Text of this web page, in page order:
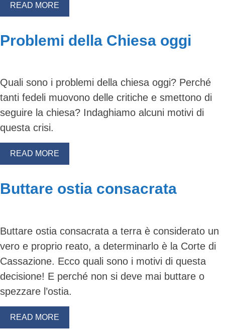
READ MORE
Problemi della Chiesa oggi
Quali sono i problemi della chiesa oggi? Perché
tanti fedeli muovono delle critiche e smettono di
seguire la chiesa? Indaghiamo alcuni motivi di
questa crisi.
READ MORE
Buttare ostia consacrata
Buttare ostia consacrata a terra è considerato un
vero e proprio reato, a determinarlo è la Corte di
Cassazione. Ecco quali sono i motivi di questa
decisione! E perché non si deve mai buttare o
spezzare l’ostia.
READ MORE